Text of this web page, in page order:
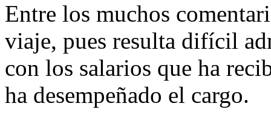
Entre los muchos
viaje, pues resulta difícil
con los salarios que ha
ha desempeñado el cargo.